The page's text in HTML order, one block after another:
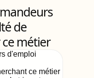
de
métier
d'emploi
ce métier